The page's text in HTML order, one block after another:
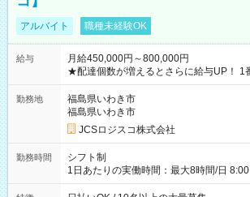
アルバイト 職種未経験OK
給与
月給450,000円～800,000円
★配達個数が増えるとさらに給与UP！ 1
ど！ ・主要都市エリア 月収55万円／週5日稼働 月収65万~112
万円／週6日稼働 ・地方郊外エリア 月収40万円／週5日稼働 月
収40万円~50万円／週6日稼働 ＜モデルイメージ＞ ■月収50万
円 (27歳男性/江東区在住)※元建築関係 1
(日休み) ■月収80万円(43歳男性/墨田区在住)※元営業 1日200個
勤務地
福島県いわき市
福島県いわき市
JCSロジスコ株式会社
勤務時間
シフト制
1日あたりの実働時間：最大8時間/日
働8時間） ※週5日勤務（場所次第では